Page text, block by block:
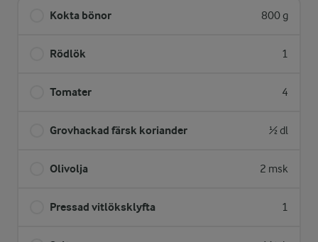
Kokta bönor 800 g
Rödlök 1
Tomater 4
Grovhackad färsk koriander ½ dl
Olivolja 2 msk
Pressad vitlöksklyfta 1